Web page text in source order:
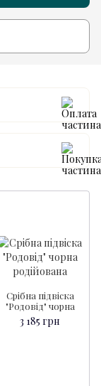
Срібна підвіска
"Родовід" чорна
3 185 грн